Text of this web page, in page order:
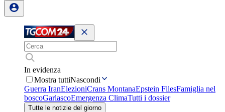
In evidenza
Mostra tuttiNascondi
Guerra IranElezioniCrans MontanaEpstein FilesFamiglia nel
boscoGarlascoEmergenza ClimaTutti i dossier
Tutte le notizie del giorno